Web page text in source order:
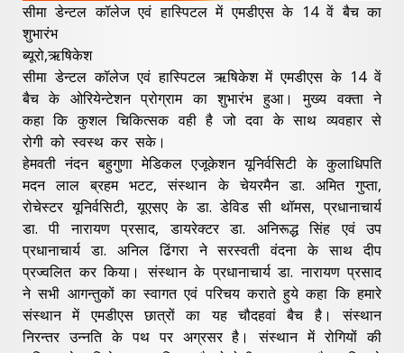
सीमा डेन्टल कॉलेज एवं हास्पिटल में एमडीएस के 14 वें बैच का
शुभारंभ
ब्यूरो,ऋषिकेश
सीमा डेन्टल कॉलेज एवं हास्पिटल ऋषिकेश में एमडीएस के 14 वें
बैच के ओरियेन्टेशन प्रोग्राम का शुभारंभ हुआ। मुख्य वक्ता ने
कहा कि कुशल चिकित्सक वही है जो दवा के साथ व्यवहार से
रोगी को स्वस्थ कर सके।
हेमवती नंदन बहुगुणा मेडिकल एजूकेशन यूनिर्वसिटी के कुलाधिपति
मदन लाल ब्रहम भटट, संस्थान के चेयरमैन डा. अमित गुप्ता,
रोचेस्टर यूनिर्वसिटी, यूएसए के डा. डेविड सी थॉमस, प्रधानाचार्य
डा. पी नारायण प्रसाद, डायरेक्टर डा. अनिरूद्ध सिंह एवं उप
प्रधानाचार्य डा. अनिल ढिंगरा ने सरस्वती वंदना के साथ दीप
प्रज्वलित कर किया। संस्थान के प्रधानाचार्य डा. नारायण प्रसाद
ने सभी आगन्तुकों का स्वागत एवं परिचय कराते हुये कहा कि हमारे
संस्थान में एमडीएस छात्रों का यह चौदहवां बैच है। संस्थान
निरन्तर उन्नति के पथ पर अग्रसर है। संस्थान में रोगियों की